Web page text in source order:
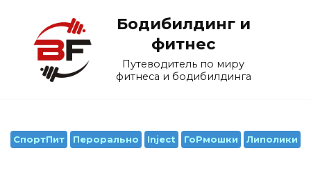
содержанию
Бодибилдинг и
фитнес
Путеводитель по миру
фитнеса и бодибилдинга
СпортПит Перорально Inject ГоРмошки Липолики